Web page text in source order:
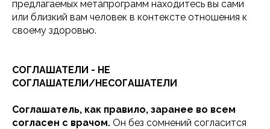
предлагаемых метапрограмм находитесь вы сами
или близкий вам человек в контексте отношения к
своему здоровью.
СОГЛАШАТЕЛИ - НЕ
СОГЛАШАТЕЛИ/НЕСОГАШАТЕЛИ
Соглашатель, как правило, заранее во всем
согласен с врачом. Он без сомнений согласится